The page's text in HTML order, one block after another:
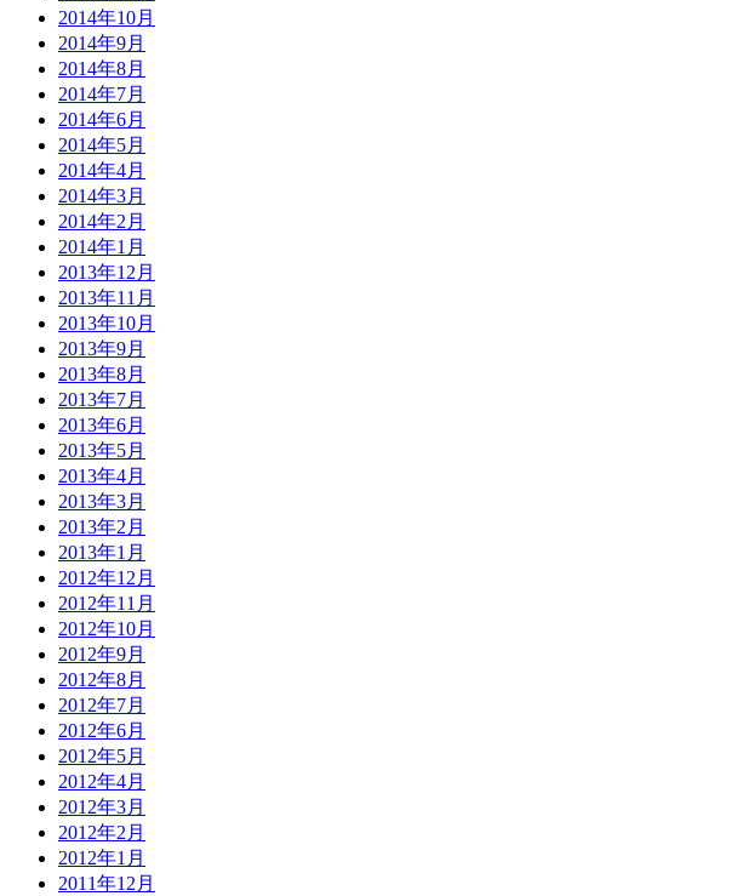
2014年10月
2014年9月
2014年8月
2014年7月
2014年6月
2014年5月
2014年4月
2014年3月
2014年2月
2014年1月
2013年12月
2013年11月
2013年10月
2013年9月
2013年8月
2013年7月
2013年6月
2013年5月
2013年4月
2013年3月
2013年2月
2013年1月
2012年12月
2012年11月
2012年10月
2012年9月
2012年8月
2012年7月
2012年6月
2012年5月
2012年4月
2012年3月
2012年2月
2012年1月
2011年12月